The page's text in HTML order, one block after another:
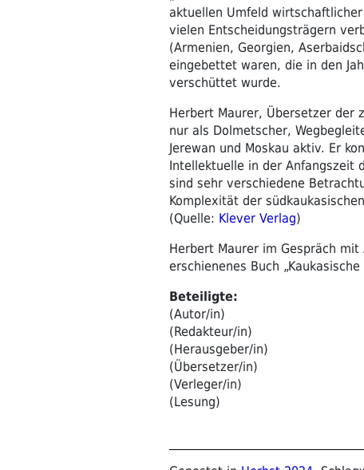
aktuellen Umfeld
vielen Entscheidungsträgern
(Armenien, Georgien,
eingebettet waren, die in den
verschüttet wurde.
Herbert Maurer, Übersetzer der
nur als Dolmetscher,
Jerewan und Moskau aktiv. Er
Intellektuelle in der Anfangszeit
sind sehr verschiedene
Komplexität der
(Quelle: Klever Verlag)
Herbert Maurer im Gespräch
erschienenes Buch
Beteiligte:
(Autor/in)
(Redakteur/in)
(Herausgeber/in)
(Übersetzer/in)
(Verleger/in)
(Lesung)